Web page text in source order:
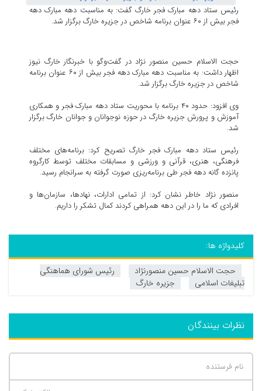
رئیس ستاد دهه مبارک فجر خارگ گفت: به مناسبت دهه مبارک دهه
فجر بیش از ۶۰ عنوان برنامه شاخص در جزیره خارگ برگزار شد.
حجت الاسلام حسین منصور نژاد در گفت‌وگو با خبرنگار خارگ نیوز
اظهار داشت: به مناسبت دهه مبارک دهه فجر بیش از ۶۰ عنوان برنامه
شاخص در جزیره خارگ برگزار شد.
وی افزود: حدود ۴۰ برنامه با محوریت ستاد دهه مبارک فجر و همکاری
آموزش و پرورش جزیره خارگ در حوزه نوجوانان و جوانان خارگ برگزار
شد.
رئیس ستاد دهه مبارک فجر خارگ تصریح کرد: برنامه‌های مختلف
فرهنگی، هنری، قرآنی و ورزشی و مسابقات مختلف توسط کارگروه
پانزده گانه دهه فجر طی برنامه‌ریزی صورت گرفته به سرانجام رسید.
منصور نژاد خاطر نشان کرد: از تمامی ادارات، نهادها، سازمان‌ها و
افرادی که ما را در این دهه همراهی کردند کمال تشکر را داریم.
کلیدواژه ها:
حجت الاسلام حسین منصورنژاد
رئیس شورای هماهنگی
تبلیغات اسلامی
جزیره خارگ
نظرات بینندگان